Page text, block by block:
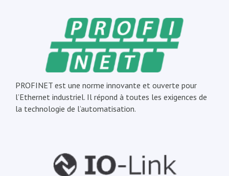
PROFINET est une norme innovante et ouverte pour
l’Ethernet industriel. Il répond à toutes les exigences de
la technologie de l’automatisation.